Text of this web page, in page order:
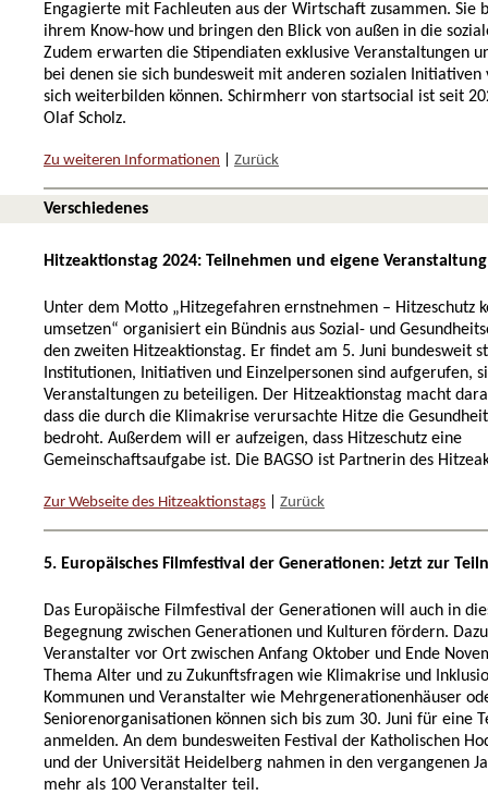
Engagierte mit Fachleuten aus der Wirtschaft zusammen. Sie
ihrem Know-how und bringen den Blick von außen in die
Zudem erwarten die Stipendiaten exklusive Veranstaltungen
bei denen sie sich bundesweit mit anderen sozialen Initiativen
sich weiterbilden können. Schirmherr von startsocial ist seit
Olaf Scholz.
Zu weiteren Informationen Zurück
Verschiedenes
Hitzeaktionstag 2024: Teilnehmen und eigene
Unter dem Motto „Hitzegefahren ernstnehmen – Hitzeschutz
umsetzen“ organisiert ein Bündnis aus Sozial- und
den zweiten Hitzeaktionstag. Er findet am 5. Juni bundesweit
Institutionen, Initiativen und Einzelpersonen sind aufgerufen,
Veranstaltungen zu beteiligen. Der Hitzeaktionstag macht
dass die durch die Klimakrise verursachte Hitze die
bedroht. Außerdem will er aufzeigen, dass Hitzeschutz eine
Gemeinschaftsaufgabe ist. Die BAGSO ist Partnerin des
Zur Webseite des Hitzeaktionstags Zurück
5. Europäisches Filmfestival der Generationen: Jetzt zur
Das Europäische Filmfestival der Generationen will auch in
Begegnung zwischen Generationen und Kulturen fördern.
Veranstalter vor Ort zwischen Anfang Oktober und Ende
Thema Alter und zu Zukunftsfragen wie Klimakrise und
Kommunen und Veranstalter wie Mehrgenerationenhäuser
Seniorenorganisationen können sich bis zum 30. Juni für eine
anmelden. An dem bundesweiten Festival der Katholischen
und der Universität Heidelberg nahmen in den vergangenen
mehr als 100 Veranstalter teil.